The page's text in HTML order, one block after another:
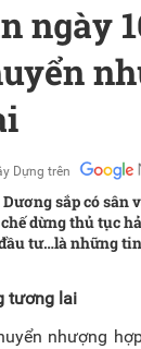
ngày
Dựng trên
sắp có sân
dừng thủ tục
tư…là những
tương lai
nhượng